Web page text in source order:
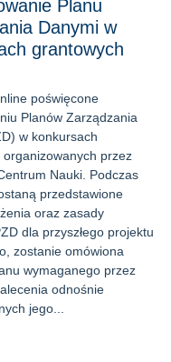
Planu
Danymi w
grantowych
poświęcone
Planów Zarządzania
w konkursach
przez
Nauki. Podczas
przedstawione
oraz zasady
dla przyszłego projektu
zostanie omówiona
wymaganego przez
odnośnie
jego...